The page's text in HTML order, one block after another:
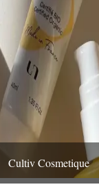
Cultiv Cosmetique